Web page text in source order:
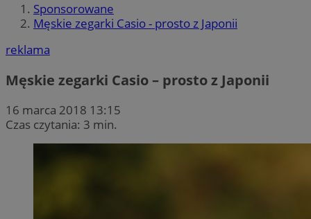
Sponsorowane
Męskie zegarki Casio - prosto z Japonii
reklama
Męskie zegarki Casio – prosto z Japonii
16 marca 2018 13:15
Czas czytania: 3 min.